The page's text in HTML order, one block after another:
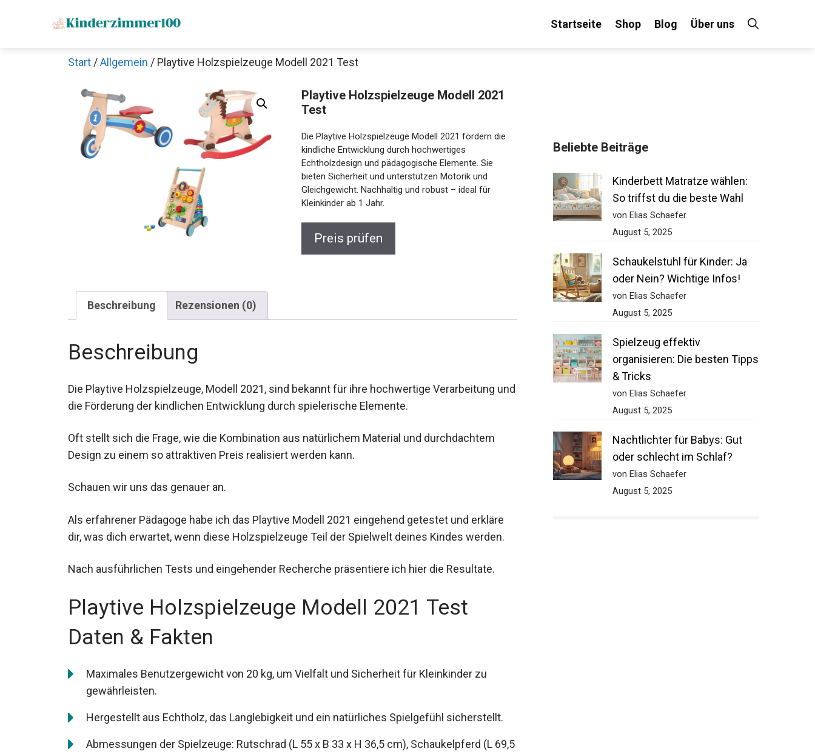
Startseite Shop Blog Über uns
Start /Allgemein / Playtive Holzspielzeuge Modell 2021 Test
Playtive Holzspielzeuge Modell 2021
Test
Die Playtive Holzspielzeuge Modell 2021 fördern die
kindliche Entwicklung durch hochwertiges
Echtholzdesign und pädagogische Elemente. Sie
bieten Sicherheit und unterstützen Motorik und
Gleichgewicht. Nachhaltig und robust – ideal für
Kleinkinder ab 1 Jahr.
Preis prüfen
Beschreibung Rezensionen (0)
Beschreibung
Die Playtive Holzspielzeuge, Modell 2021, sind bekannt für ihre hochwertige Verarbeitung und
die Förderung der kindlichen Entwicklung durch spielerische Elemente.
Oft stellt sich die Frage, wie die Kombination aus natürlichem Material und durchdachtem
Design zu einem so attraktiven Preis realisiert werden kann.
Schauen wir uns das genauer an.
Als erfahrener Pädagoge habe ich das Playtive Modell 2021 eingehend getestet und erkläre
dir, was dich erwartet, wenn diese Holzspielzeuge Teil der Spielwelt deines Kindes werden.
Nach ausführlichen Tests und eingehender Recherche präsentiere ich hier die Resultate.
Playtive Holzspielzeuge Modell 2021 Test
Daten & Fakten
Maximales Benutzergewicht von 20 kg, um Vielfalt und Sicherheit für Kleinkinder zu
gewährleisten.
Hergestellt aus Echtholz, das Langlebigkeit und ein natürliches Spielgefühl sicherstellt.
Abmessungen der Spielzeuge: Rutschrad (L 55 x B 33 x H 36,5 cm), Schaukelpferd (L 69,5
Beliebte Beiträge
Kinderbett Matratze wählen:
So triffst du die beste Wahl
von Elias Schaefer
August 5, 2025
Schaukelstuhl für Kinder: Ja
oder Nein? Wichtige Infos!
von Elias Schaefer
August 5, 2025
Spielzeug effektiv
organisieren: Die besten Tipps
& Tricks
von Elias Schaefer
August 5, 2025
Nachtlichter für Babys: Gut
oder schlecht im Schlaf?
von Elias Schaefer
August 5, 2025